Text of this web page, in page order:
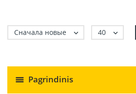
Pagrindinis
Сначала новые  40 